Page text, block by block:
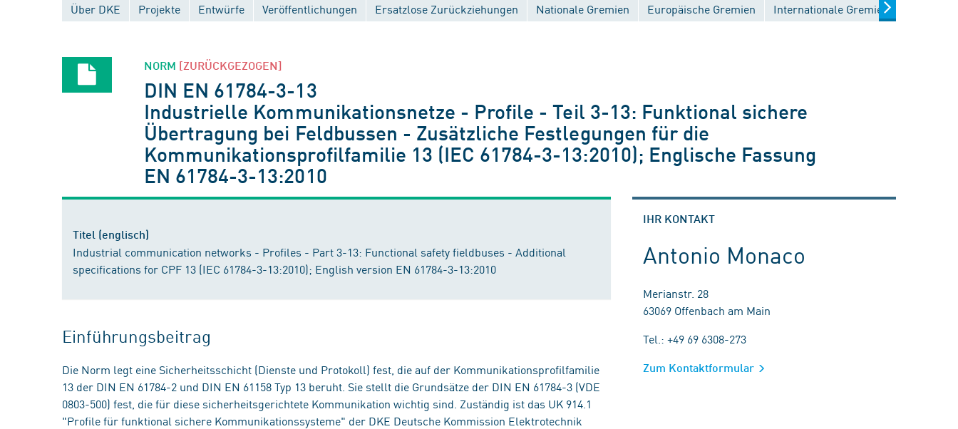
Über DKE Projekte Entwürfe Veröffentlichungen Ersatzlose Zurückziehungen Nationale Gremien Europäische Gremien Internationale Gremien
NORM [ZURÜCKGEZOGEN]
DIN EN 61784-3-13
Industrielle Kommunikationsnetze - Profile - Teil 3-13: Funktional sichere
Übertragung bei Feldbussen - Zusätzliche Festlegungen für die
Kommunikationsprofilfamilie 13 (IEC 61784-3-13:2010); Englische Fassung
EN 61784-3-13:2010
Titel (englisch)
Industrial communication networks - Profiles - Part 3-13: Functional safety fieldbuses - Additional
specifications for CPF 13 (IEC 61784-3-13:2010); English version EN 61784-3-13:2010
Einführungsbeitrag
Die Norm legt eine Sicherheitsschicht (Dienste und Protokoll) fest, die auf der Kommunikationsprofilfamilie
13 der DIN EN 61784-2 und DIN EN 61158 Typ 13 beruht. Sie stellt die Grundsätze der DIN EN 61784-3 (VDE
0803-500) fest, die für diese sicherheitsgerichtete Kommunikation wichtig sind. Zuständig ist das UK 914.1
"Profile für funktional sichere Kommunikationssysteme" der DKE Deutsche Kommission Elektrotechnik
IHR KONTAKT
Antonio Monaco
Merianstr. 28
63069 Offenbach am Main
Tel.: +49 69 6308-273
Zum Kontaktformular